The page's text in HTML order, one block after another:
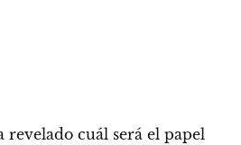
revelado cuál será el papel